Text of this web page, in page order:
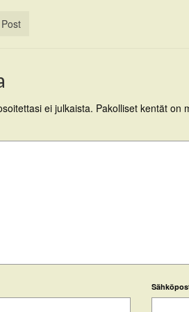
ei julkaista. Pakolliset kentät on